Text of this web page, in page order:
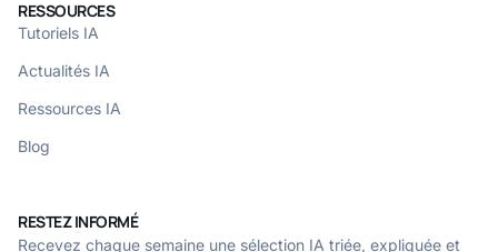
RESSOURCES
Tutoriels IA
Actualités IA
Ressources IA
Blog
RESTEZ INFORMÉ
Recevez chaque semaine une sélection IA triée, expliquée et